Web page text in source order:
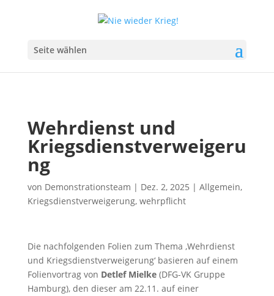
Seite wählen
Wehrdienst und
Kriegsdienstverweigeru
ng
von Demonstrationsteam | Dez. 2, 2025 | Allgemein,
Kriegsdienstverweigerung, wehrpflicht
Die nachfolgenden Folien zum Thema ‚Wehrdienst
und Kriegsdienstverweigerung‘ basieren auf einem
Folienvortrag von Detlef Mielke(DFG-VK Gruppe
Hamburg), den dieser am 22.11. auf einer